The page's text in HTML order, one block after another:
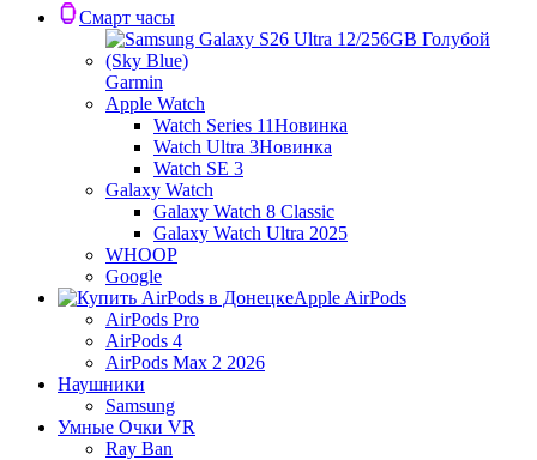
Смарт часы
Garmin
Apple Watch
Watch Series 11Новинка
Watch Ultra 3Новинка
Watch SE 3
Galaxy Watch
Galaxy Watch 8 Classic
Galaxy Watch Ultra 2025
WHOOP
Google
Apple AirPods
AirPods Pro
AirPods 4
AirPods Max 2 2026
Наушники
Samsung
Умные Очки VR
Ray Ban